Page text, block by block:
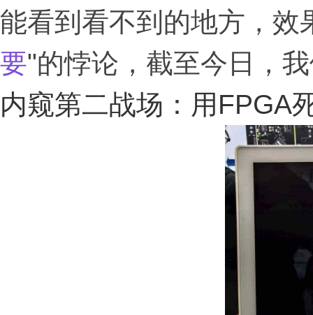
能看到看不到的地方，
要"的悖论，截至今日，
内窥第二战场：用FPGA